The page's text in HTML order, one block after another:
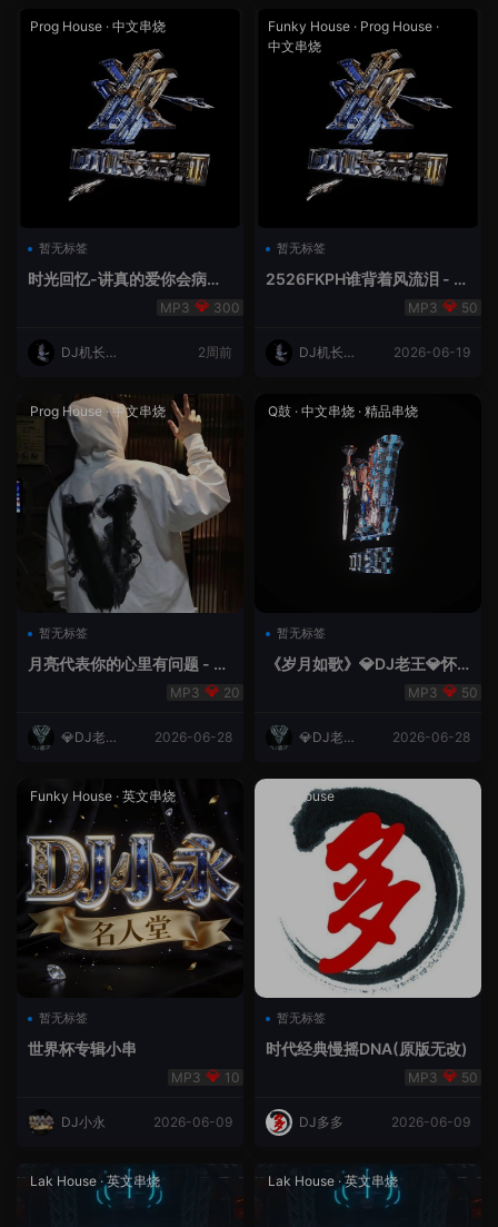
Prog House · 中文串烧
暂无标签
时光回忆-讲真的爱你会病变
300
DJ机长云
2周前
Funky House · Prog House ·
中文串烧
暂无标签
2526FKPH谁背着风流泪 - D
50
DJ机长云
2026-06-19
Prog House ·中文串烧
暂无标签
月亮代表你的心里有问题 - 小
20
💎DJ老王
2026-06-28
Q鼓 · 中文串烧 · 精品串烧
暂无标签
《岁月如歌》💎DJ老王💎怀
50
💎DJ老王
2026-06-28
Funky House · 英文串烧
暂无标签
世界杯专辑小串
10
DJ小永 2026-06-09
成都House
暂无标签
时代经典慢摇DNA(原版无改)
50
DJ多多 2026-06-09
Lak House ·英文串烧 Lak House ·英文串烧